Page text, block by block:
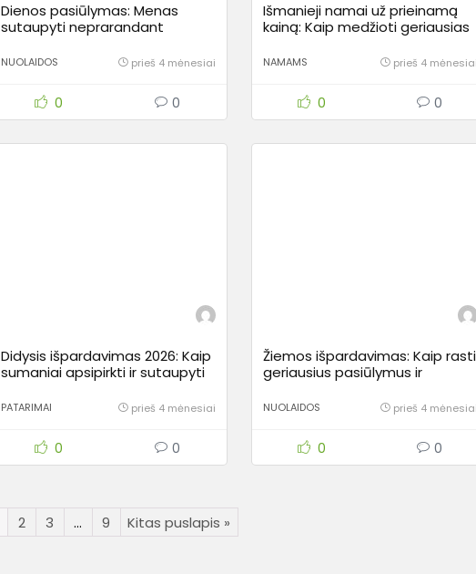
Dienos pasiūlymas: Menas
sutaupyti neprarandant
NUOLAIDOS prieš 4 mėnesiai
0 0
Išmanieji namai už prieinamą
kainą: Kaip medžioti geriausias
NAMAMS prieš 4 mėnesiai
0 0
Didysis išpardavimas 2026: Kaip
sumaniai apsipirkti ir sutaupyti
PATARIMAI prieš 4 mėnesiai
0 0
Žiemos išpardavimas: Kaip rasti
geriausius pasiūlymus ir
pirkimui?
NUOLAIDOS prieš 4 mėnesiai
0 0
2 3 … 9 Kitas puslapis »